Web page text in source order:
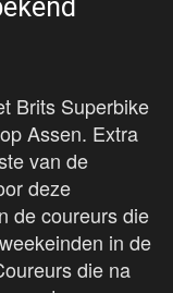
Brits Superbike
Assen. Extra
van de
deze
de coureurs die
in de
die na